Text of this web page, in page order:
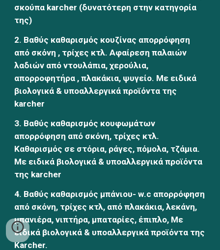
σκούπα karcher (δυνατότερη στην κατηγορία
της)
2. Βαθύς καθαρισμός κουζίνας απορρόφηση
από σκόνη , τρίχες κτλ. Αφαίρεση παλαιών
λαδιών από ντουλάπια, χερούλια,
απορροφητήρα , πλακάκια, ψυγείο. Με ειδικά
βιολογικά & υποαλλεργικά προϊόντα της
karcher
3. Βαθύς καθαρισμός κουφωμάτων
απορρόφηση από σκόνη, τρίχες κτλ.
Καθαρισμός σε στόρια, ράγες, πόμολα, τζάμια.
Με ειδικά βιολογικά & υποαλλεργικά προϊόντα
της karcher
4. Βαθύς καθαρισμός μπάνιου- w.c απορρόφηση
από σκόνη, τρίχες κτλ, από πλακάκια, λεκάνη,
μπανιέρα, νιπτήρα, μπαταρίες, έπιπλο, Με
ειδικά βιολογικά & υποαλλεργικά προϊόντα της
Karcher.